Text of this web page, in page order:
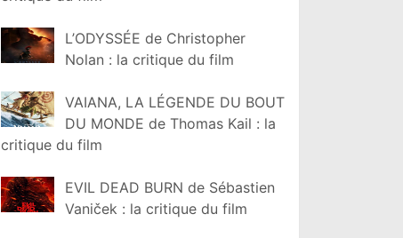
L’ODYSSÉE de Christopher
Nolan : la critique du film
VAIANA, LA LÉGENDE DU BOUT
DU MONDE de Thomas Kail : la
critique du film
EVIL DEAD BURN de Sébastien
Vaniček : la critique du film